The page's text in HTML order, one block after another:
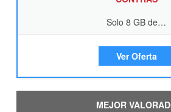
Solo 8 GB de…
Ver Oferta
MEJOR